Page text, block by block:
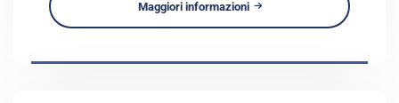
Maggiori informazioni